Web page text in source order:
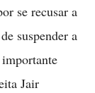
se recusar a
suspender a
Jair